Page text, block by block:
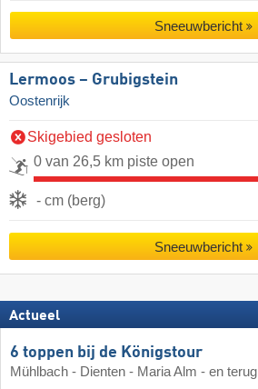
Sneeuwbericht
Lermoos – Grubigstein
Oostenrijk
Skigebied gesloten
0 van 26,5 km piste open
- cm (berg)
Sneeuwbericht
Actueel
6 toppen bij de Königstour
Mühlbach - Dienten - Maria Alm - en terug